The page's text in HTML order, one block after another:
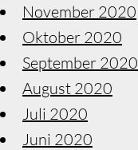
November 2020
Oktober 2020
September 2020
August 2020
Juli 2020
Juni 2020